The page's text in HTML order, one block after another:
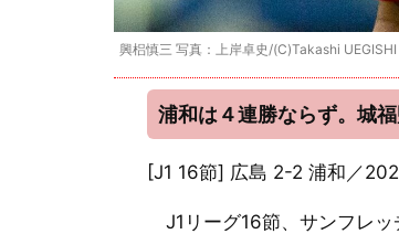
興梠慎三 写真：上岸卓史/(C)Takashi
浦和は４連勝ならず。城
[J1 16節] 広島 2-2 浦和／
J1リーグ16節、サンフレッ